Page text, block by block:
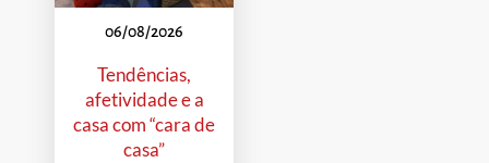
06/08/2026
Tendências,
afetividade e a
casa com “cara de
casa”